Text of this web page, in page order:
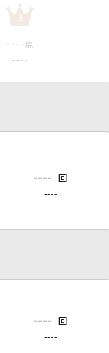
3
---- 点
----
---- 回
----
---- 回
----